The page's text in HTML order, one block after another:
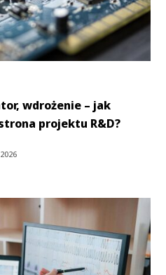
wdrożenie – jak
projektu R&D?